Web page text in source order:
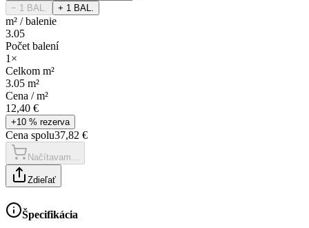
− 1 BAL. + 1 BAL.
m² /balenie
3.05
Počet balení
1 ×
Celkom m²
3.05 m²
Cena /m²
12,40 €
+10 % rezerva
Cena spolu37,82 €
Načítavam...
Zdieľať
Špecifikácia